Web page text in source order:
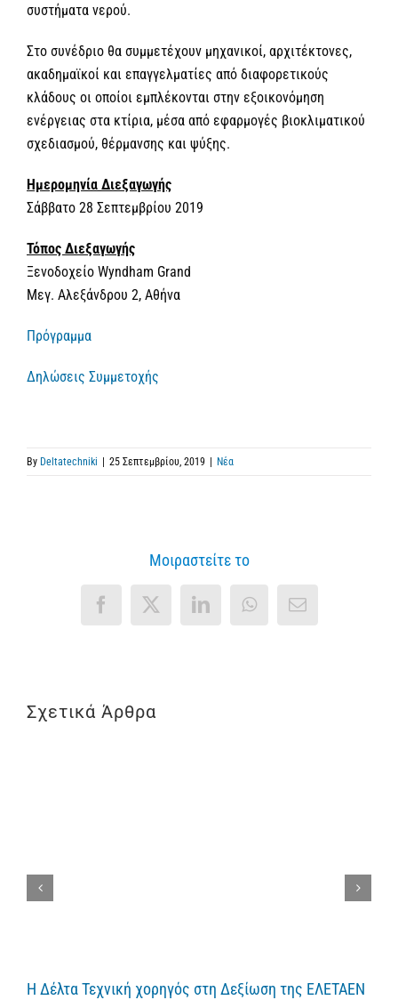
συστήματα νερού.
Στο συνέδριο θα συμμετέχουν μηχανικοί, αρχιτέκτονες,
ακαδημαϊκοί και επαγγελματίες από διαφορετικούς
κλάδους οι οποίοι εμπλέκονται στην εξοικονόμηση
ενέργειας στα κτίρια, μέσα από εφαρμογές βιοκλιματικού
σχεδιασμού, θέρμανσης και ψύξης.
Ημερομηνία Διεξαγωγής
Σάββατο 28 Σεπτεμβρίου 2019
Τόπος Διεξαγωγής
Ξενοδοχείο Wyndham Grand
Μεγ. Αλεξάνδρου 2, Αθήνα
Πρόγραμμα
Δηλώσεις Συμμετοχής
By Deltatechniki 25 Σεπτεμβρίου, 2019 Νέα
Μοιραστείτε το
Facebook
X LinkedInWhatsAppEmail
Σχετικά Άρθρα
Η Δέλτα Τεχνική χορηγός στη Δεξίωση της ΕΛΕΤΑΕΝ